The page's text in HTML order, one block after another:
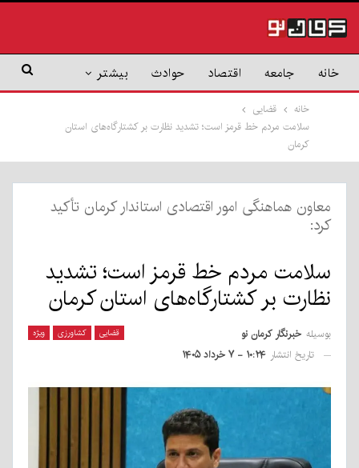
خانه جامعه اقتصاد حوادث بیشتر
خانه
قضایی
سلامت مردم خط قرمز است؛ تشدید نظارت بر کشتارگاه‌های استان
کرمان
معاون هماهنگی امور اقتصادی استاندار کرمان تأکید
کرد:
سلامت مردم خط قرمز است؛ تشدید
نظارت بر کشتارگاه‌های استان کرمان
قضایی کشاورزی ویژه بوسیله خبرنگار کرمان نو
تاریخ انتشار ۱۰:۲۴ - ۷ خرداد ۱۴۰۵